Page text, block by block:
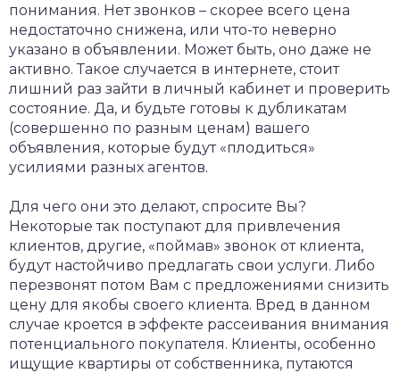
понимания. Нет звонков – скорее всего цена
недостаточно снижена, или что-то неверно
указано в объявлении. Может быть, оно даже не
активно. Такое случается в интернете, стоит
лишний раз зайти в личный кабинет и проверить
состояние. Да, и будьте готовы к дубликатам
(совершенно по разным ценам) вашего
объявления, которые будут «плодиться»
усилиями разных агентов.
Для чего они это делают, спросите Вы?
Некоторые так поступают для привлечения
клиентов, другие, «поймав» звонок от клиента,
будут настойчиво предлагать свои услуги. Либо
перезвонят потом Вам с предложениями снизить
цену для якобы своего клиента. Вред в данном
случае кроется в эффекте рассеивания внимания
потенциального покупателя. Клиенты, особенно
ищущие квартиры от собственника, путаются